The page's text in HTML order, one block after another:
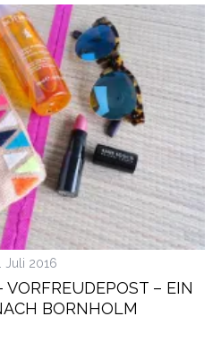
Juli 2016
– EIN
BORNHOLM